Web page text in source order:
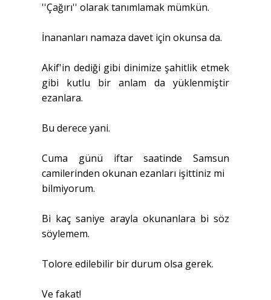
''Çağırı'' olarak tanımlamak mümkün.
İnananları namaza davet için okunsa da.
Akif'in dediği gibi dinimize şahitlik etmek
gibi kutlu bir anlam da yüklenmiştir
ezanlara.
Bu derece yani.
Cuma günü iftar saatinde Samsun
camilerinden okunan ezanları işittiniz mi
bilmiyorum.
Bi kaç saniye arayla okunanlara bi söz
söylemem.
Tolore edilebilir bir durum olsa gerek.
Ve fakat!